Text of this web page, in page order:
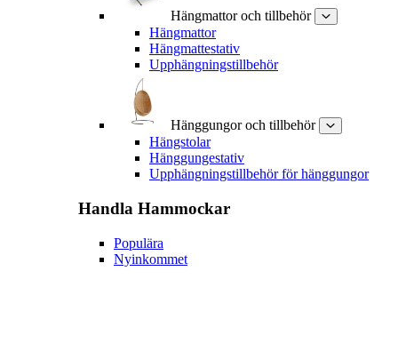
Hängmattor och tillbehör
Hängmattor
Hängmattestativ
Upphängningstillbehör
Hänggungor och tillbehör
Hängstolar
Hänggungestativ
Upphängningstillbehör för hänggungor
Handla Hammockar
Populära
Nyinkommet